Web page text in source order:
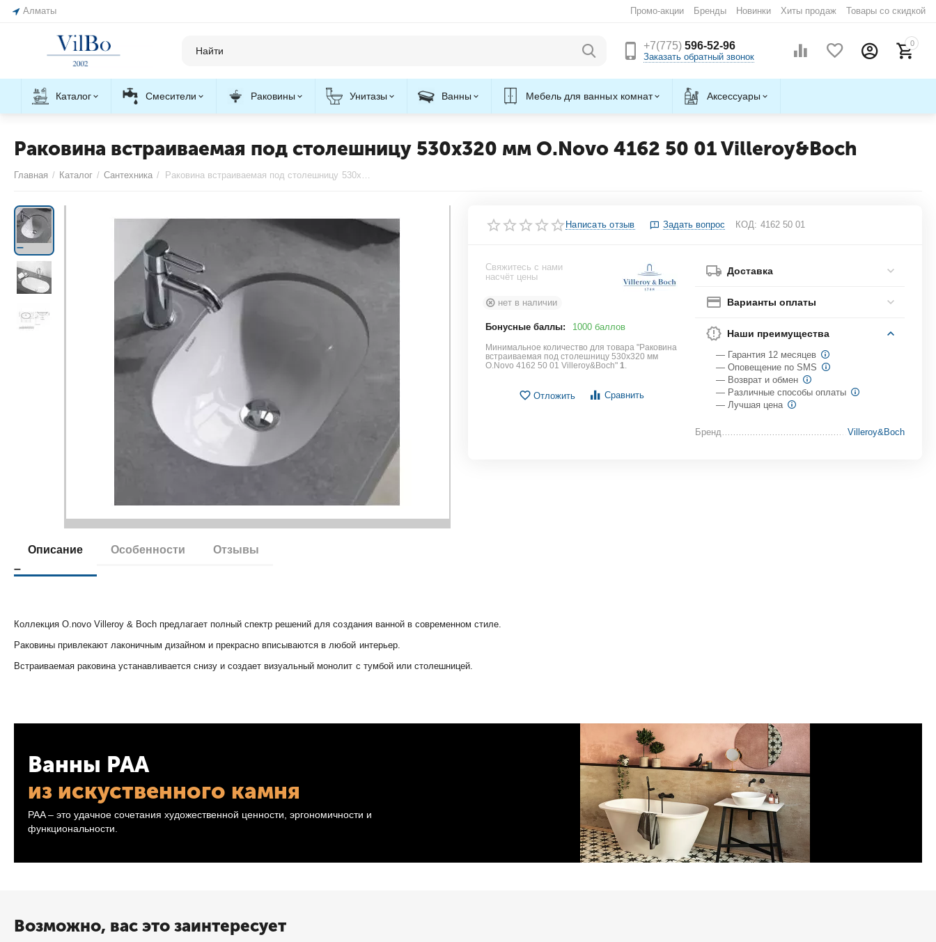
Алматы Промо-акции Бренды Новинки Хиты продаж Товары со скидкой
+7(775)596-52-96
Заказать обратный звонок
0
Каталог Смесители Раковины Унитазы Ванны Мебель для ванных комнат Аксессуары
Раковина встраиваемая под столешницу 530x320 мм O.Novo 4162 50 01 Villeroy&Boch
Главная / Каталог / Сантехника / Раковина встраиваемая под столешницу 530x320 мм O.Novo 4162 50 01 Villeroy&Boch
Написать отзыв Задать вопрос КОД: 4162 50 01
Свяжитесь с нами
насчёт цены
нет в наличии
Бонусные баллы: 1000 баллов
Минимальное количество для товара "Раковина
встраиваемая под столешницу 530x320 мм
O.Novo 4162 50 01 Villeroy&Boch"1.
Отложить Сравнить
Доставка
Варианты оплаты
Наши преимущества
— Гарантия 12 месяцев
— Оповещение по SMS
— Возврат и обмен
— Различные способы оплаты
— Лучшая цена
Бренд Villeroy&Boch
Описание Особенности Отзывы
Коллекция O.novo Villeroy & Boch предлагает полный спектр решений для создания ванной в современном стиле.
Раковины привлекают лаконичным дизайном и прекрасно вписываются в любой интерьер.
Встраиваемая раковина устанавливается снизу и создает визуальный монолит с тумбой или столешницей.
Ванны PAA
из искуственного камня
PAA – это удачное сочетания художественной ценности, эргономичности и
функциональности.
Возможно, вас это заинтересует